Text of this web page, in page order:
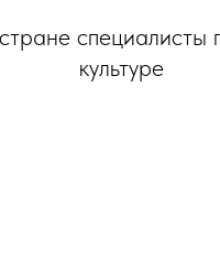
специалисты
культуре